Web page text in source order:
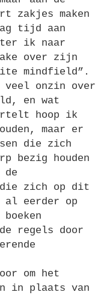
zakjes maken
tijd aan
ik naar
over zijn
mindfield”.
veel onzin over
en wat
hoop ik
maar er
die zich
bezig houden
de
die zich op dit
eerder op
regels door
om het
in plaats van